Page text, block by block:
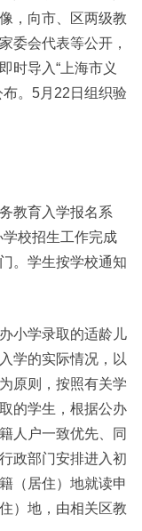
，向市、区两级教
委会代表等公开，
时导入“上海市义
。5月22日组织验
教育入学报名系
校招生工作完成
。学生按学校通知
小学录取的适龄儿
学的实际情况，以
原则，按照有关学
的学生，根据公办
人户一致优先、同
政部门安排进入初
（居住）地就读申
）地，由相关区教